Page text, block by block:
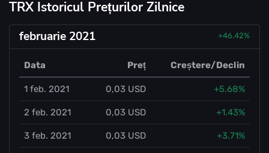
TRX Istoricul Prețurilor Zilnice
februarie 2021 +46.42%
Data Preț Creștere/Declin
1 feb. 2021 0,03 USD +5.68%
2 feb. 2021 0,03 USD +1.43%
3 feb. 2021 0,03 USD +3.71%